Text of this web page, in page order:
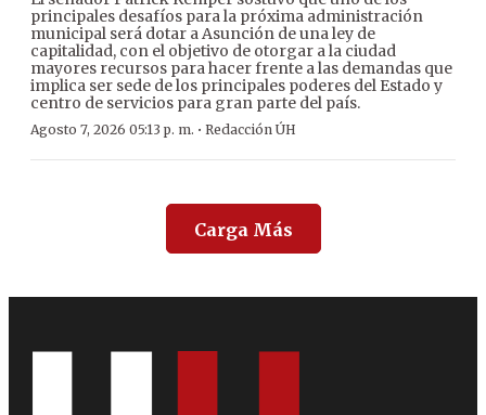
principales desafíos para la próxima administración
municipal será dotar a Asunción de una ley de
capitalidad, con el objetivo de otorgar a la ciudad
mayores recursos para hacer frente a las demandas que
implica ser sede de los principales poderes del Estado y
centro de servicios para gran parte del país.
Agosto 7, 2026 05:13 p. m. · Redacción ÚH
Carga Más